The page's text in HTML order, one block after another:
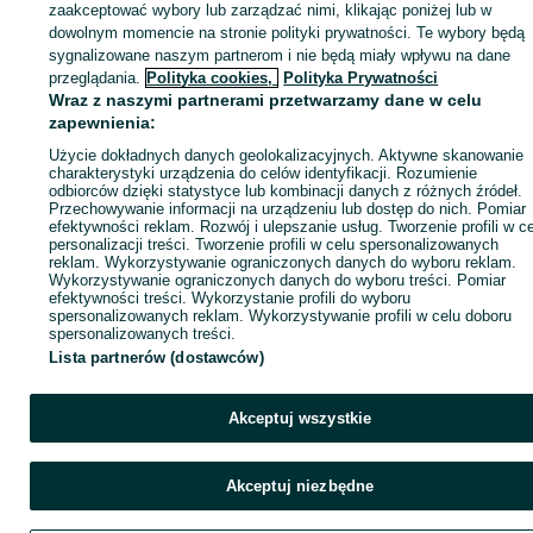
Zaloguj się / Załóż konto
zaakceptować wybory lub zarządzać nimi, klikając poniżej lub w
dowolnym momencie na stronie polityki prywatności. Te wybory będą
sygnalizowane naszym partnerom i nie będą miały wpływu na dane
przeglądania. Polityka cookies, Polityka Prywatności
Wraz z naszymi partnerami przetwarzamy dane w celu
zapewnienia:
Użycie dokładnych danych geolokalizacyjnych. Aktywne skanowanie
charakterystyki urządzenia do celów identyfikacji. Rozumienie
odbiorców dzięki statystyce lub kombinacji danych z różnych źródeł.
Przechowywanie informacji na urządzeniu lub dostęp do nich. Pomiar
efektywności reklam. Rozwój i ulepszanie usług. Tworzenie profili w
personalizacji treści. Tworzenie profili w celu spersonalizowanych
reklam. Wykorzystywanie ograniczonych danych do wyboru reklam.
Wykorzystywanie ograniczonych danych do wyboru treści. Pomiar
efektywności treści. Wykorzystanie profili do wyboru
spersonalizowanych reklam. Wykorzystywanie profili w celu doboru
spersonalizowanych treści.
Lista partnerów (dostawców)
Akceptuj wszystkie
Akceptuj niezbędne